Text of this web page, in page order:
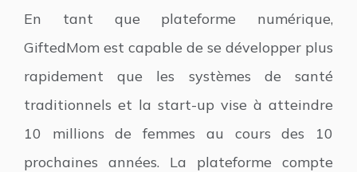
En tant que plateforme numérique,
GiftedMom est capable de se développer plus
rapidement que les systèmes de santé
traditionnels et la start-up vise à atteindre
10 millions de femmes au cours des 10
prochaines années. La plateforme compte